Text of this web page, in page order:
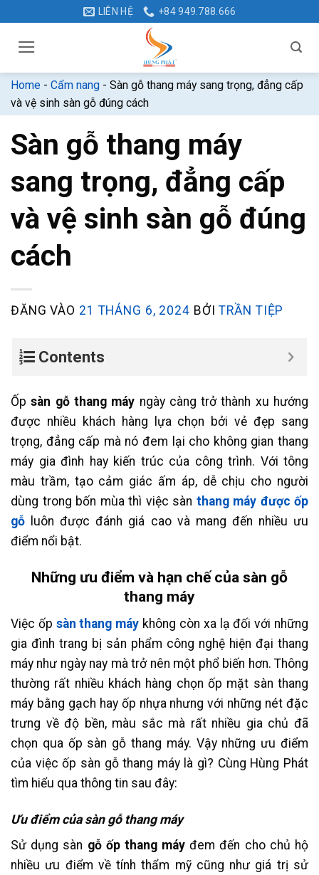
dung
LIÊN HỆ +84 949.788.666
Home - Cẩm nang - Sàn gỗ thang máy sang trọng, đẳng cấp
và vệ sinh sàn gỗ đúng cách
Sàn gỗ thang máy
sang trọng, đẳng cấp
và vệ sinh sàn gỗ đúng
cách
ĐĂNG VÀO 21 THÁNG 6, 2024 BỞITRẦN TIỆP
Contents
Ốpsàn gỗ thang máy ngày càng trở thành xu hướng
được nhiều khách hàng lựa chọn bởi vẻ đẹp sang
trọng, đẳng cấp mà nó đem lại cho không gian thang
máy gia đình hay kiến trúc của công trình. Với tông
màu trầm, tạo cảm giác ấm áp, dễ chịu cho người
dùng trong bốn mùa thì việc sàn thang máy được ốp
gỗ luôn được đánh giá cao và mang đến nhiều ưu
điểm nổi bật.
Những ưu điểm và hạn chế của sàn gỗ
thang máy
Việc ốp sàn thang máy không còn xa lạ đối với những
gia đình trang bị sản phẩm công nghệ hiện đại thang
máy như ngày nay mà trở nên một phổ biến hơn. Thông
thường rất nhiều khách hàng chọn ốp mặt sàn thang
máy bằng gạch hay ốp nhựa nhưng với những nét đặc
trưng về độ bền, màu sắc mà rất nhiều gia chủ đã
chọn qua ốp sàn gỗ thang máy. Vậy những ưu điểm
của việc ốp sàn gỗ thang máy là gì? Cùng Hùng Phát
tìm hiểu qua thông tin sau đây:
Ưu điểm của sàn gỗ thang máy
Sử dụng sàn gỗ ốp thang máy đem đến cho chủ hộ
nhiều ưu điểm về tính thẩm mỹ cũng như giá trị sử